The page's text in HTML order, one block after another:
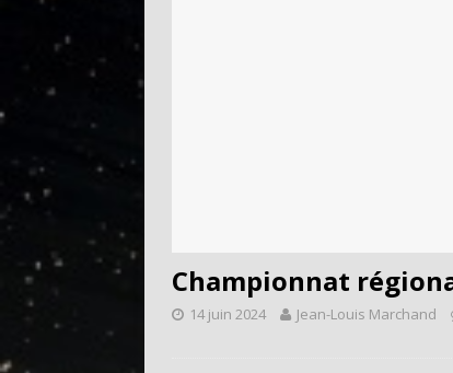
Championnat
14 juin 2024 Jean-Louis Marchand